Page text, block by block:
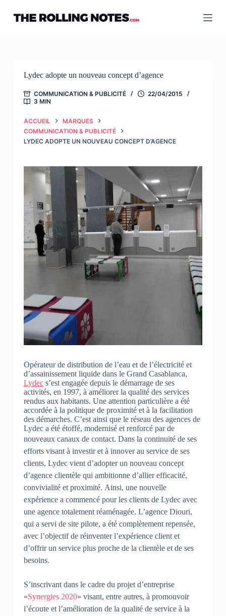
contenu
Lydec adopte un nouveau concept d’agence
COMMUNICATION & PUBLICITÉ
22/04/2015
3 MIN
ACCUEIL
MARQUES
COMMUNICATION & PUBLICITÉ
LYDEC ADOPTE UN NOUVEAU CONCEPT D’AGENCE
Opérateur de distribution de l’eau et de l’électricité et
d’assainissement liquide dans le Grand Casablanca,
Lydecs’est engagée depuis le démarrage de ses
activités, en 1997, à améliorer la qualité des services
rendus aux habitants. Une attention particulière a été
accordée à la politique de proximité et à la facilitation
des démarches. C’est ainsi que le réseau des agences de
Lydec a été étoffé, modernisé et renforcé par de
nouveaux canaux de contact. Dans la continuité de ses
efforts visant à investir et à innover au service de ses
clients, Lydec vient d’adopter un nouveau concept
d’agence clientèle qui ambitionne d’allier efficacité,
convivialité et proximité. Ainsi, une nouvelle
expérience a commencé pour les clients de Lydec avec
une agence totalement réaménagée. L’agence Diouri,
qui a servi de site pilote, a été complètement repensée,
avec l’objectif de réinventer l’expérience client et
d’offrir un service plus proche de la clientèle et de ses
besoins.
S’inscrivant dans le cadre du projet d’entreprise
«Synergies 2020» visant, entre autres, à promouvoir
l’écoute et l’amélioration de la qualité de service à la